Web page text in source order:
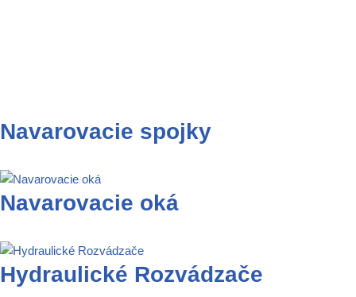
Navarovacie spojky
Navarovacie oká
Hydraulické Rozvádzače